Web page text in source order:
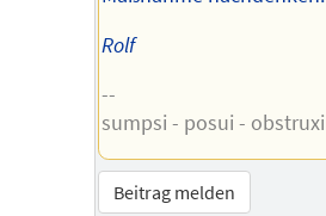
Rolf
--
sumpsi - posui - obstruxi
Beitrag melden